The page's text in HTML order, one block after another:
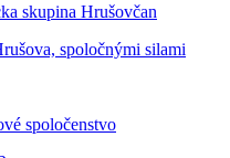
skupina Hrušovčan
spoločnými silami
spoločenstvo